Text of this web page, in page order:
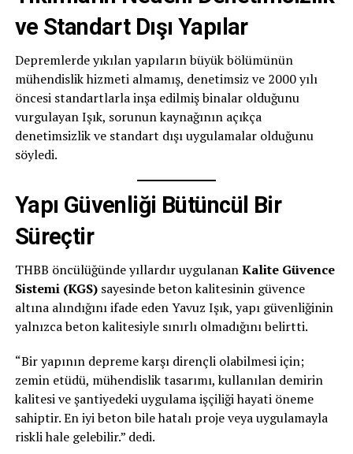
ve Standart Dışı Yapılar
Depremlerde yıkılan yapıların büyük bölümünün
mühendislik hizmeti almamış, denetimsiz ve 2000 yılı
öncesi standartlarla inşa edilmiş binalar olduğunu
vurgulayan Işık, sorunun kaynağının açıkça
denetimsizlik ve standart dışı uygulamalar olduğunu
söyledi.
Yapı Güvenliği Bütüncül Bir
Süreçtir
THBB öncülüğünde yıllardır uygulananKalite Güvence
Sistemi (KGS)sayesinde beton kalitesinin güvence
altına alındığını ifade eden Yavuz Işık, yapı güvenliğinin
yalnızca beton kalitesiyle sınırlı olmadığını belirtti.
“Bir yapının depreme karşı dirençli olabilmesi için;
zemin etüdü, mühendislik tasarımı, kullanılan demirin
kalitesi ve şantiyedeki uygulama işçiliği hayati öneme
sahiptir. En iyi beton bile hatalı proje veya uygulamayla
riskli hale gelebilir.” dedi.